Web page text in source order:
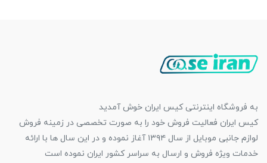
به فروشگاه اینترنتی کیس ایران خوش آمدید
کیس ایران فعالیت فروش خود را به صورت تخصصی در زمینه فروش
لوازم جانبی موبایل از سال ۱۳۹۴ آغاز نموده و در این سال ها با ارائه
خدمات ویژه فروش و ارسال به سراسر کشور ایران نموده است